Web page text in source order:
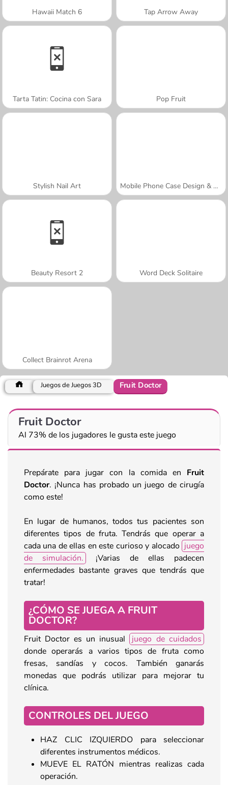
Hawaii Match 6 Tap Arrow Away
Tarta Tatin: Cocina con Sara Pop Fruit
Stylish Nail Art Mobile Phone Case Design & DIY
Beauty Resort 2 Word Deck Solitaire
Collect Brainrot Arena
Juegos de Juegos 3D Fruit Doctor
Fruit Doctor
Al 73% de los jugadores le gusta este juego
Prepárate para jugar con la comida en Fruit
Doctor. ¡Nunca has probado un juego de cirugía
como este!
En lugar de humanos, todos tus pacientes son
diferentes tipos de fruta. Tendrás que operar a
cada una de ellas en este curioso y alocado juego
de simulación.
¡Varias de ellas padecen
enfermedades bastante graves que tendrás que
tratar!
¿CÓMO SE JUEGA A FRUIT
DOCTOR?
Fruit Doctor es un inusual
juego de cuidados
donde operarás a varios tipos de fruta como
fresas, sandías y cocos. También ganarás
monedas que podrás utilizar para mejorar tu
clínica.
CONTROLES DEL JUEGO
HAZ CLIC IZQUIERDO para seleccionar
diferentes instrumentos médicos.
MUEVE EL RATÓN mientras realizas cada
operación.